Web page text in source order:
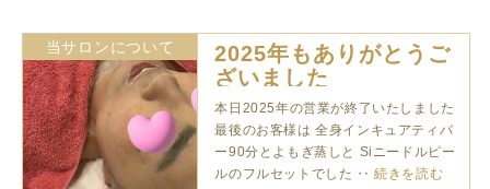
当サロンについて
2025年もありがとうご
ざいました
本日2025年の営業が終了いたしました
最後のお客様は 全身インキュアティバ
ー90分とよもぎ蒸しと Siニードルピー
ルのフルセットでした ‥続きを読む